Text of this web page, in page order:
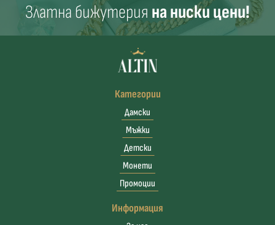
Златна бижутерия на ниски цени!
Категории
Дамски
Мъжки
Детски
Монети
Промоции
Информация